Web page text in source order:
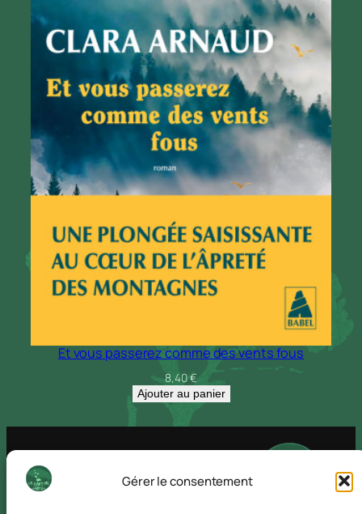
Gérer le consentement
Et vous passerez comme des vents fous
8,40€
Ajouter au panier